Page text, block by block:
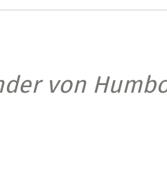
von